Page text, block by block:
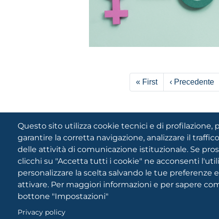
Paginazione« FirstPrima pagina
‹ Precedente
Questo sito utilizza cookie tecnici e di profilazione,
garantire la corretta navigazione, analizzare il
delle attività di comunicazione istituzionale. Se
clicchi su "Accetta tutti i cookie" ne acconsenti
personalizzare la scelta salvando le tue preferenze
attivare. Per maggiori informazioni e per sapere
bottone "Impostazioni"
Privacy policy
SOCIAL